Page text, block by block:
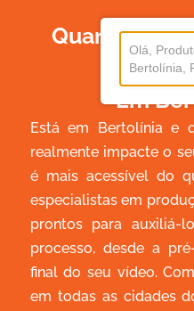
Quanto
Em
Está em Bertolínia e
realmente impacte o
é mais acessível do
especialistas em
prontos para auxiliá-
processo, desde a
final do seu vídeo.
em todas as cidades